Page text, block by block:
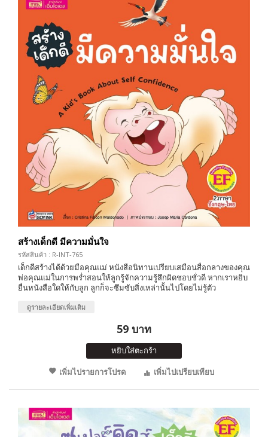
สร้างเด็กดี มีความมั่นใจ
รหัสสินค้า : R-INT-765
เด็กดีสร้างได้ด้วยมือคุณแม่ หนังสือนิทานเปรียบเสมือนสื่อกลางของคุณ
พ่อคุณแม่ในการพร่ำสอนให้ลูกรู้จักความรู้สึกผิดชอบชั่วดี หากเราหยิบ
ยื่นหนังสือใดให้กับลูก ลูกก็จะซึมซับสิ่งเหล่านั้นไปโดยไม่รู้ตัว
ดูรายละเอียดเพิ่มเติม
59 บาท
หยิบใส่ตะกร้า
เพิ่มไปรายการโปรด
เพิ่มไปเปรียบเทียบ